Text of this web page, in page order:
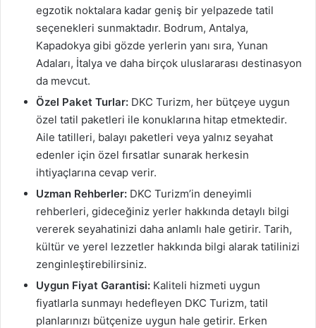
egzotik noktalara kadar geniş bir yelpazede tatil
seçenekleri sunmaktadır. Bodrum, Antalya,
Kapadokya gibi gözde yerlerin yanı sıra, Yunan
Adaları, İtalya ve daha birçok uluslararası destinasyon
da mevcut.
Özel Paket Turlar: DKC Turizm, her bütçeye uygun
özel tatil paketleri ile konuklarına hitap etmektedir.
Aile tatilleri, balayı paketleri veya yalnız seyahat
edenler için özel fırsatlar sunarak herkesin
ihtiyaçlarına cevap verir.
Uzman Rehberler: DKC Turizm’in deneyimli
rehberleri, gideceğiniz yerler hakkında detaylı bilgi
vererek seyahatinizi daha anlamlı hale getirir. Tarih,
kültür ve yerel lezzetler hakkında bilgi alarak tatilinizi
zenginleştirebilirsiniz.
Uygun Fiyat Garantisi: Kaliteli hizmeti uygun
fiyatlarla sunmayı hedefleyen DKC Turizm, tatil
planlarınızı bütçenize uygun hale getirir. Erken